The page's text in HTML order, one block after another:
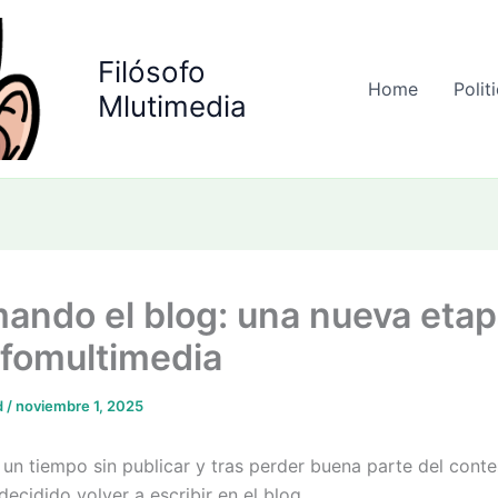
Filósofo
Mlutimedia
Home
el blog: una nueva
/noviembre 1, 2025
un tiempo sin publicar y tras perder buena parte del